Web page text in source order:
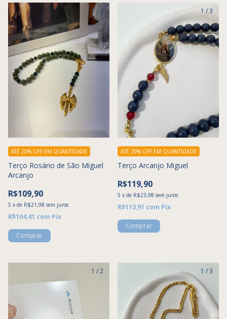
1/2
Terço Rosário de São Miguel
Arcanjo
R$109,90
5 x de R$21,98 sem juros
ATÉ 20% OFF EM QUANTIDADE
R$104,41 com Pix
1/3
Terço Arcanjo Miguel
R$119,90
5 x de R$23,98 sem juros
ATÉ 20% OFF EM QUANTIDADE
R$113,91 com Pix
1 /2 1 /3